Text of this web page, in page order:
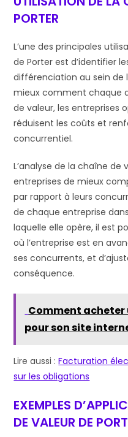
PORTER
L’une des principales
de Porter est d’identifier
différenciation au sein de
mieux comment chaque
de valeur, les entreprises
réduisent les coûts et
concurrentiel.
L’analyse de la chaîne
entreprises de mieux
par rapport à leurs
de chaque entreprise
laquelle elle opère, il est
où l’entreprise est en
ses concurrents, et
conséquence.
Comment acheter
pour son site
Lire aussi :Facturation
sur les obligations
EXEMPLES
DE VALEUR DE